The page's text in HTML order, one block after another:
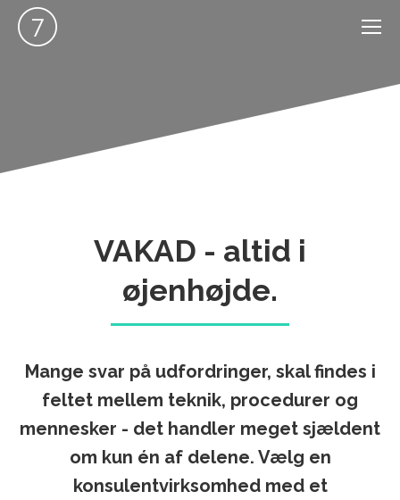
VAKAD - altid i
øjenhøjde.
Mange svar på udfordringer, skal findes i
feltet mellem teknik, procedurer og
mennesker - det handler meget sjældent
om kun én af delene. Vælg en
konsulentvirksomhed med et